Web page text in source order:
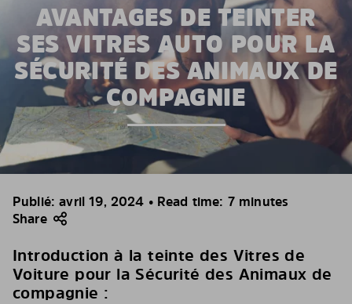
AVANTAGES DE TEINTER
SES VITRES AUTO POUR LA
SÉCURITÉ DES ANIMAUX DE
COMPAGNIE
Publié: avril 19, 2024 • Read time: 7 minutes
Share
Introduction à la teinte des Vitres de
Voiture pour la Sécurité des Animaux de
compagnie :